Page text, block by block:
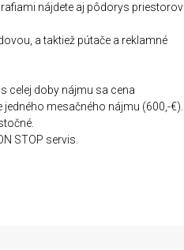
nájdete aj pôdorys priestorov
a taktiež pútače a reklamné
celej doby nájmu sa cena
mesačného nájmu (600,-€).
STOP servis.